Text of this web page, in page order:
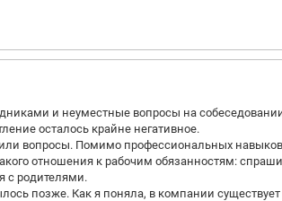
и неуместные вопросы на
осталось крайне негативное.
вопросы. Помимо профессиональных
отношения к рабочим обязанностям:
с родителями.
позже. Как я поняла, в компании